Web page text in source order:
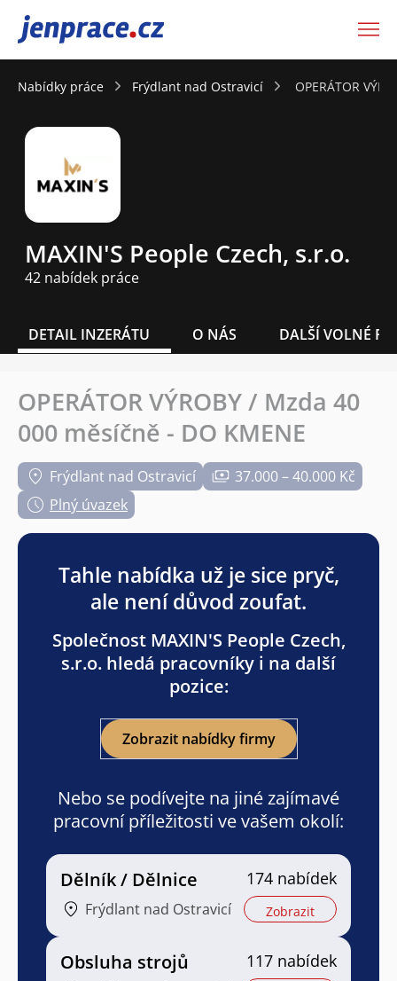
JenPráce.cz
Nabídky práce Frýdlant nad Ostravicí OPERÁTOR
MAXIN'S People Czech, s.r.o.
42 nabídek práce
DETAIL INZERÁTU O NÁS DALŠÍ VOLNÉ
OPERÁTOR VÝROBY / Mzda 40
000 měsíčně - DO KMENE
Frýdlant nad Ostravicí
37.000 – 40.000 Kč
Plný úvazek
Tahle nabídka už je sice pryč,
ale není důvod zoufat.
Společnost MAXIN'S People Czech,
s.r.o. hledá pracovníky i na další
pozice:
Zobrazit nabídky firmy
Nebo se podívejte na jiné zajímavé
pracovní příležitosti ve vašem okolí:
Dělník / Dělnice
Frýdlant nad Ostravicí
174 nabídek
Zobrazit
Obsluha strojů 117 nabídek